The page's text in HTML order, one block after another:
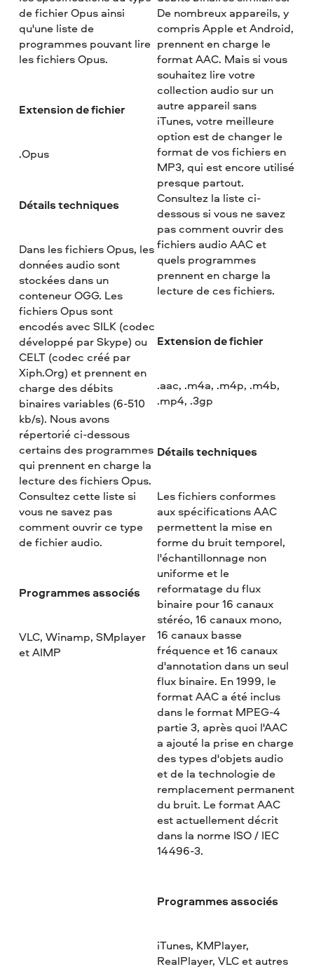
de fichier Opus ainsi
qu'une liste de
programmes pouvant lire
les fichiers Opus.
Extension de fichier
.Opus
Détails techniques
Dans les fichiers Opus, les
données audio sont
stockées dans un
conteneur OGG. Les
fichiers Opus sont
encodés avec SILK (codec
développé par Skype) ou
CELT (codec créé par
Xiph.Org) et prennent en
charge des débits
binaires variables (6-510
kb/s). Nous avons
répertorié ci-dessous
certains des programmes
qui prennent en charge la
lecture des fichiers Opus.
Consultez cette liste si
vous ne savez pas
comment ouvrir ce type
de fichier audio.
Programmes associés
VLC, Winamp, SMplayer
et AIMP
De nombreux appareils, y
compris Apple et Android,
prennent en charge le
format AAC. Mais si vous
souhaitez lire votre
collection audio sur un
autre appareil sans
iTunes, votre meilleure
option est de changer le
format de vos fichiers en
MP3, qui est encore utilisé
presque partout.
Consultez la liste ci-
dessous si vous ne savez
pas comment ouvrir des
fichiers audio AAC et
quels programmes
prennent en charge la
lecture de ces fichiers.
Extension de fichier
.aac, .m4a, .m4p, .m4b,
.mp4, .3gp
Détails techniques
Les fichiers conformes
aux spécifications AAC
permettent la mise en
forme du bruit temporel,
l'échantillonnage non
uniforme et le
reformatage du flux
binaire pour 16 canaux
stéréo, 16 canaux mono,
16 canaux basse
fréquence et 16 canaux
d'annotation dans un seul
flux binaire. En 1999, le
format AAC a été inclus
dans le format MPEG-4
partie 3, après quoi l'AAC
a ajouté la prise en charge
des types d'objets audio
et de la technologie de
remplacement permanent
du bruit. Le format AAC
est actuellement décrit
dans la norme ISO / IEC
14496-3.
Programmes associés
iTunes, KMPlayer,
RealPlayer, VLC et autres